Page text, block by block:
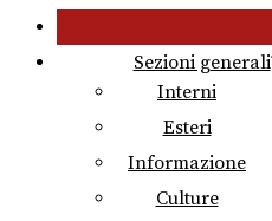
Sezioni generali
Interni
Esteri
Informazione
Culture